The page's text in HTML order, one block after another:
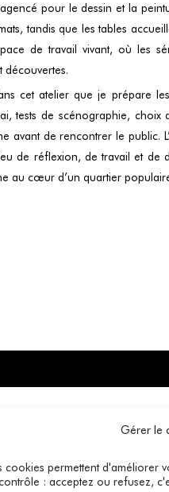
Gérer le
cookies permettent d'améliorer
: acceptez ou refusez,
pour le dessin et la
tandis que les tables
de travail vivant, où les
découvertes.
cet atelier que je prépare
tests de scénographie,
avant de rencontrer le public.
de réflexion, de travail et de
au cœur d’un quartier